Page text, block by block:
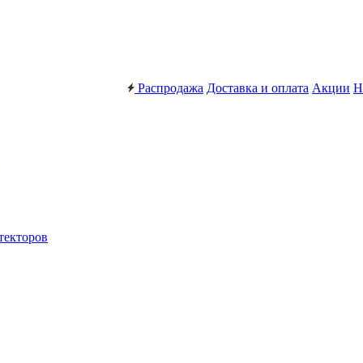
Распродажа Доставка и оплата Акции